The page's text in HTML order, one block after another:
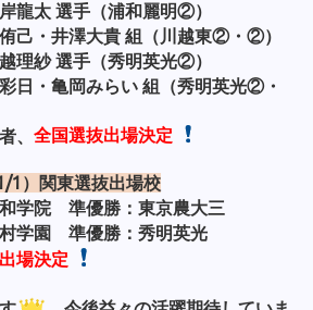
龍太 選手（浦和麗明②）
己・井澤大貴 組（川越東②・②）
理紗 選手（秀明英光②）
日・亀岡みらい 組（秀明英光②・
、 全国選抜出場決定
1）関東選抜出場校
学院 準優勝：東京農大三
学園 準優勝：秀明英光
場決定